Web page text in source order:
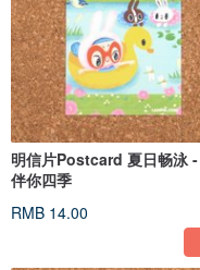
明信片Postcard 夏日畅泳 - 苏飞
伴你四季
RMB 14.00